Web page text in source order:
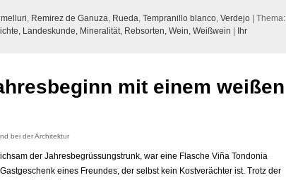
Remirez de Ganuza Rueda Tempranillo blanco Verdejo | Thema:
Landeskunde, Mineralität, Rebsorten, Wein, Weißwein | Ihr
mit einem weißen
bei der Architektur
der Jahresbegrüssungstrunk, war eine Flasche Viña Tondonia
eines Freundes, der selbst kein Kostverächter ist. Trotz der